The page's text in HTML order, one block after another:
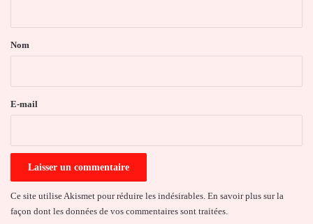
a
e
Nom
E-mail
Ce site utilise Akismet pour réduire les indésirables. En savoir plus sur la
façon dont les données de vos commentaires sont traitées.